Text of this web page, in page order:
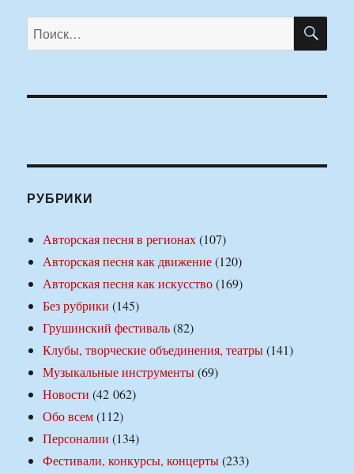
Искать:
РУБРИКИ
Авторская песня в регионах(107)
Авторская песня как движение(120)
Авторская песня как искусство(169)
Без рубрики (145)
Грушинский фестиваль(82)
Клубы, творческие объединения, театры(141)
Музыкальные инструменты(69)
Новости (42 062)
Обо всем(112)
Персоналии (134)
Фестивали, конкурсы, концерты(233)